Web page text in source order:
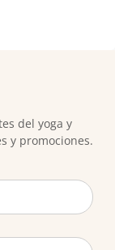
del yoga y
y promociones.